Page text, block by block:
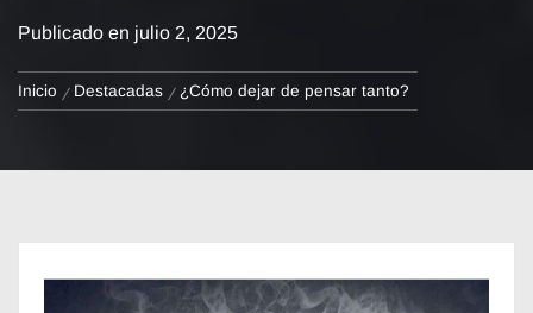
Publicado en julio 2, 2025
Inicio Destacadas ¿Cómo dejar de pensar tanto?